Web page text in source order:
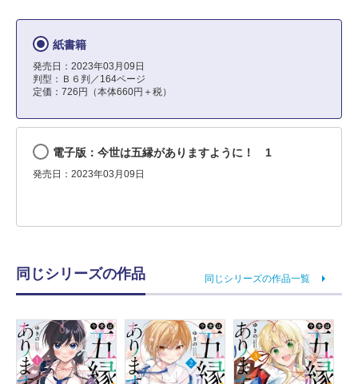
紙書籍
発売日：2023年03月09日
判型：Ｂ６判／164ページ
定価：726円（本体660円＋税）
電子版：今世は五縁がありますように！ 1
発売日：2023年03月09日
同じシリーズの作品 同じシリーズの作品一覧